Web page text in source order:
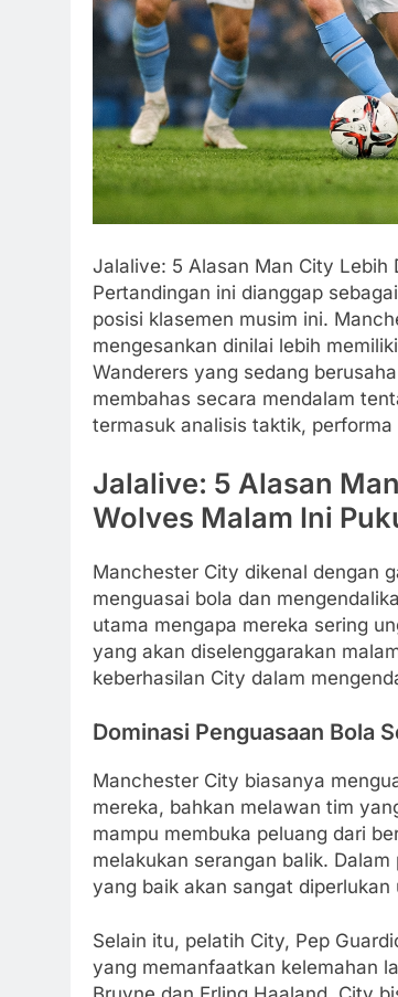
Jalalive: 5 Alasan Man City Lebih
Pertandingan ini dianggap
posisi klasemen musim ini.
mengesankan dinilai lebih
Wanderers yang sedang
membahas secara mendalam
termasuk analisis taktik,
Jalalive: 5 Alasan
Wolves Malam Ini
Manchester City dikenal dengan
menguasai bola dan
utama mengapa mereka sering
yang akan diselenggarakan
keberhasilan City dalam
Dominasi Penguasaan Bola
Manchester City biasanya
mereka, bahkan melawan tim
mampu membuka peluang dari
melakukan serangan balik.
yang baik akan sangat
Selain itu, pelatih City, Pep
yang memanfaatkan kelemahan